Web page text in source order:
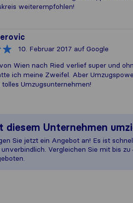
weiterempfohlen!
10. Februar 2017 auf Google
Wien nach Ried verlief super und
ich meine Zweifel. Aber
Umzugsunternehmen!
diesem Unternehmen
Sie jetzt ein Angebot an! Es ist
Vergleichen Sie mit bis